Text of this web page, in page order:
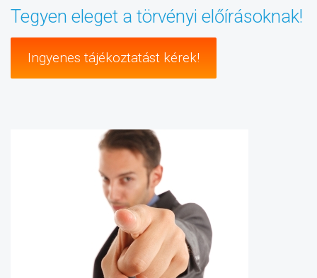
Tegyen eleget a törvényi előírásoknak!
Ingyenes tájékoztatást kérek!